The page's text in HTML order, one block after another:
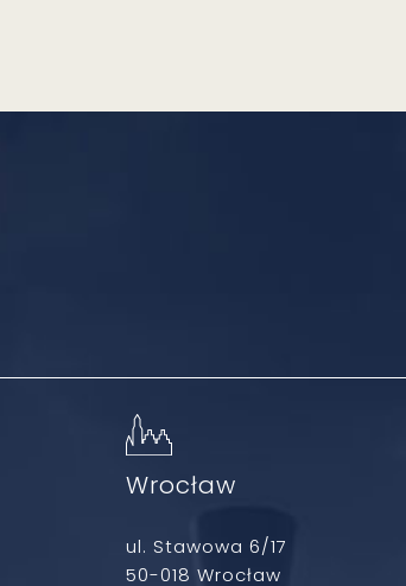
Wrocław
ul. Stawowa 6/17
50-018 Wrocław